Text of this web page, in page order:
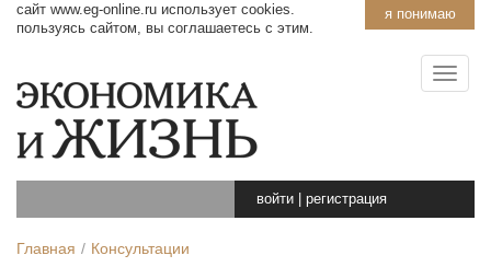
я понимаю
сайт www.eg-online.ru использует cookies.
пользуясь сайтом, вы соглашаетесь с этим.
войти регистрация
Главная Консультации